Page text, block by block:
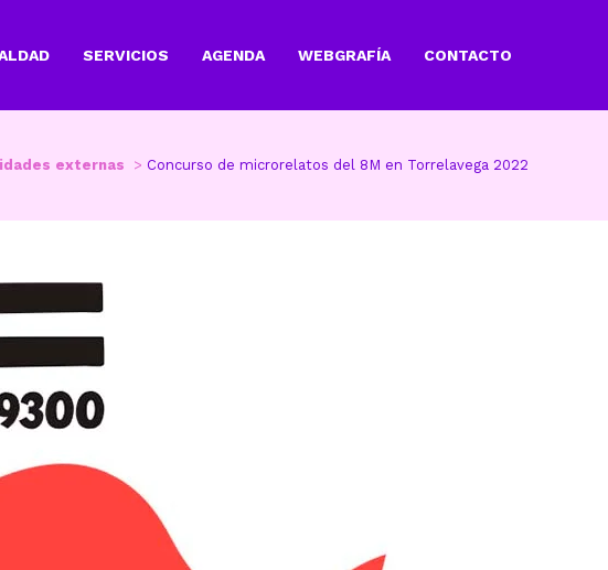
SERVICIOS AGENDA WEBGRAFÍA CONTACTO
externas > Concurso de microrelatos del 8M en Torrelavega 2022